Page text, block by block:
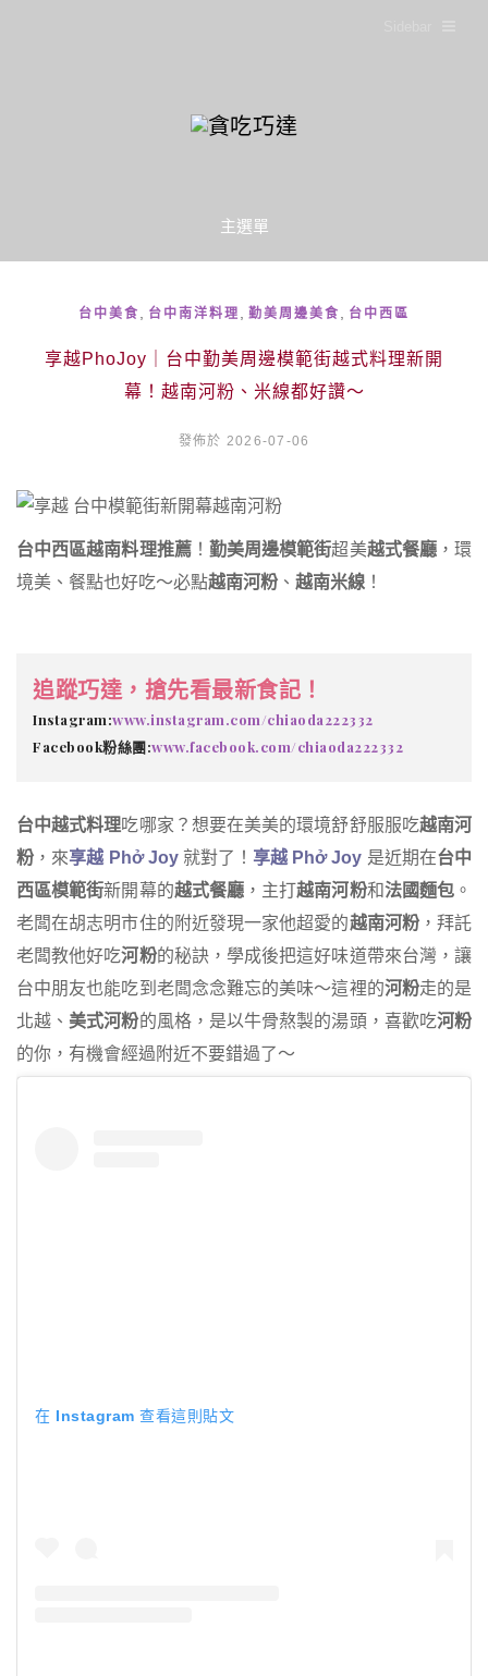
主選單
台中美食 台中南洋料理 勤美周邊美食 台中西區
享越PhoJoy｜台中勤美周邊模範街越式料理新開
幕！越南河粉、米線都好讚～
發佈於 2026-07-06
台中西區越南料理推薦！ 勤美周邊模範街超美越式餐廳，環
境美、餐點也好吃～必點越南河粉 、 越南米線 ！
追蹤巧達，搶先看最新食記！
Instagram:www.instagram.com/chiaoda222332
Facebook粉絲團:www.facebook.com/chiaoda222332
台中越式料理吃哪家？想要在美美的環境舒舒服服吃越南河
粉 ，來享越 Phở Joy 就對了！ 享越 Phở Joy 是近期在台中
西區模範街新開幕的越式餐廳 ，主打越南河粉和法國麵包 。
老闆在胡志明市住的附近發現一家他超愛的越南河粉，拜託
老闆教他好吃河粉的秘訣，學成後把這好味道帶來台灣，讓
台中朋友也能吃到老闆念念難忘的美味～這裡的河粉走的是
北越、 美式河粉的風格，是以牛骨熬製的湯頭，喜歡吃河粉
的你，有機會經過附近不要錯過了～
在 Instagram 查看這則貼文